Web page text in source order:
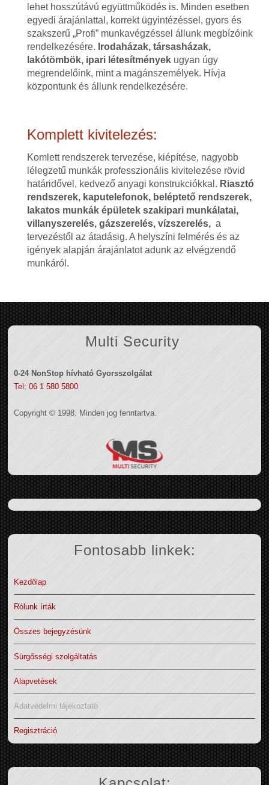
lehet hosszútávú együttműködés is. Minden esetben
egyedi árajánlattal, korrekt ügyintézéssel, gyors és
szakszerű „Profi” munkavégzéssel állunk megbízóink
rendelkezésére. Irodaházak, társasházak,
lakótömbök, ipari létesítményekugyan úgy
megrendelőink, mint a magánszemélyek. Hívja
központunk és állunk rendelkezésére.
Komplett kivitelezés:
Komlett rendszerek tervezése, kiépítése, nagyobb
lélegzetű munkák professzionális kivitelezése rövid
határidővel, kedvező anyagi konstrukciókkal. Riasztó
rendszerek, kaputelefonok, beléptető rendszerek,
lakatos munkák épületek szakipari munkálatai,
villanyszerelés, gázszerelés, vízszerelés,a
tervezéstől az átadásig. A helyszíni felmérés és az
igények alapján árajánlatot adunk az elvégzendő
munkáról.
Multi Security
0-24 NonStop hívható Gyorsszolgálat
Tel: 06 1 580 5800
Copyright © 1998. Minden jog fenntartva.
Fontosabb linkek:
Kezdőlap
Rólunk írták
Összes bejegyzésünk
Sürgősségi szolgáltatás
Alapvetések
Adatvédelmi tájékoztató
Regisztráció